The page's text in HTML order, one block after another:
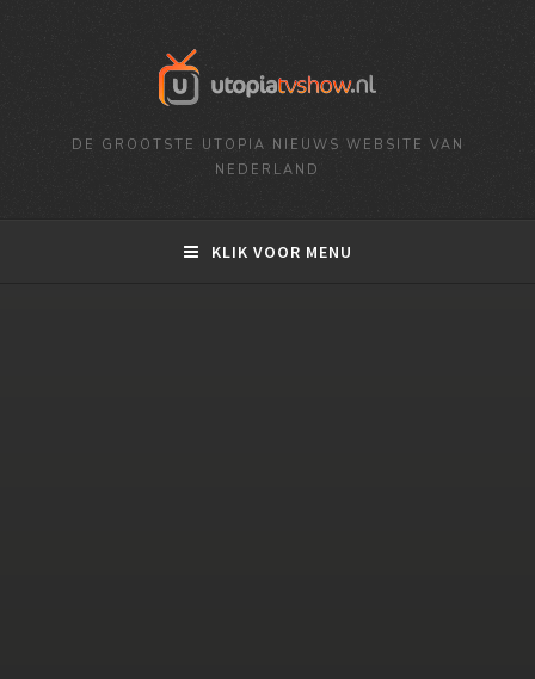
DE GROOTSTE UTOPIA NIEUWS WEBSITE VAN
NEDERLAND
KLIK VOOR MENU